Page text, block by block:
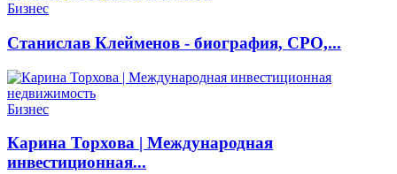
Бизнес
Станислав Клейменов - биография, СРО,...
Бизнес
Карина Торхова | Международная
инвестиционная...